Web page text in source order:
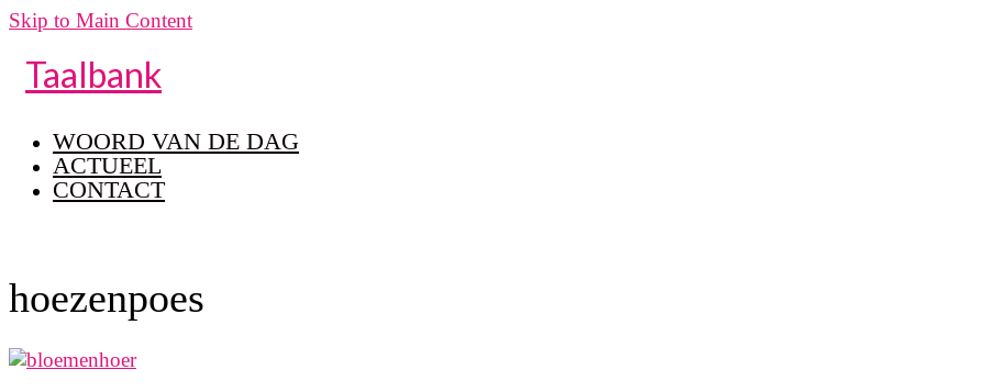
Skip to Main Content
Taalbank
WOORD VAN DE DAG
ACTUEEL
CONTACT
hoezenpoes